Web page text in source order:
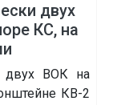
двух
КС, на
двух ВОК на
КВ-2